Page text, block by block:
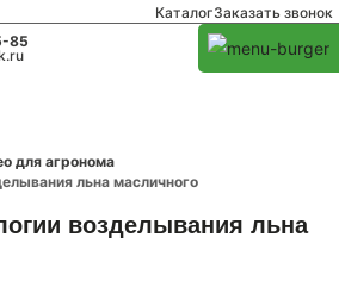
КаталогЗаказать звонок
85
для агронома
льна масличного
возделывания льна